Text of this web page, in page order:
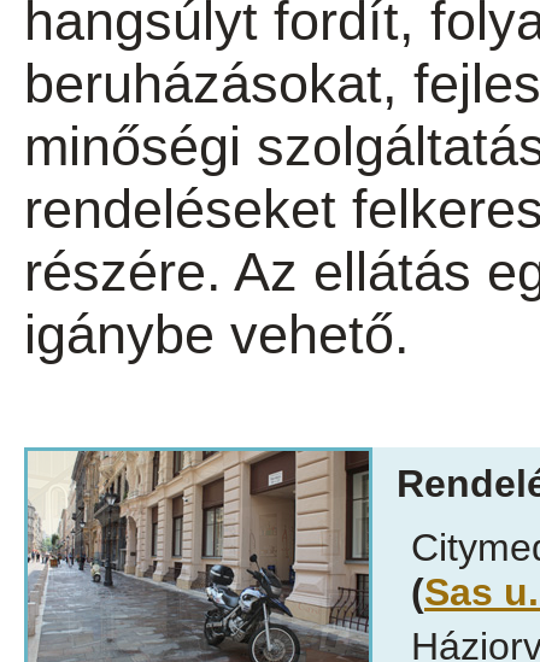
hangsúlyt fordít,
beruházásokat,
minőségi
rendeléseket
részére. Az ellátás
igánybe vehető.
(Sas